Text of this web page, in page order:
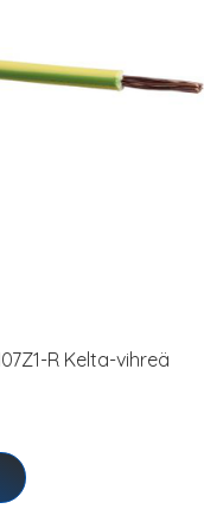
R Kelta-vihreä